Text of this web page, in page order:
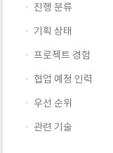
진행 분류
기획 상태
프로젝트 경험
협업 예정 인력
우선 순위
관련 기술